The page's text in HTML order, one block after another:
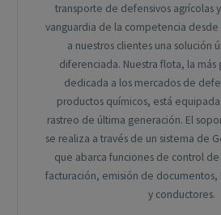
transporte de defensivos agrícolas
vanguardia de la competencia
a nuestros clientes una solución
diferenciada. Nuestra flota, la más
dedicada a los mercados de
productos químicos, está
rastreo de última generación. El
se realiza a través de un sistema de
que abarca funciones de control
facturación, emisión de documentos,
y conductores.